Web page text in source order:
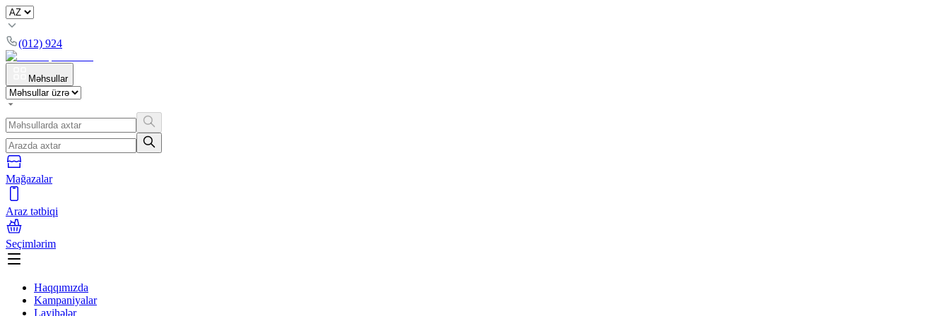
(012) 924
Məhsullar
Mağazalar
Araz tətbiqi
Seçimlərim
Haqqımızda
Kampaniyalar
Layihələr